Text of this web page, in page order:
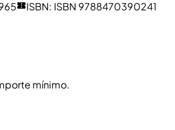
ISBN: ISBN 9788470390241
mínimo.